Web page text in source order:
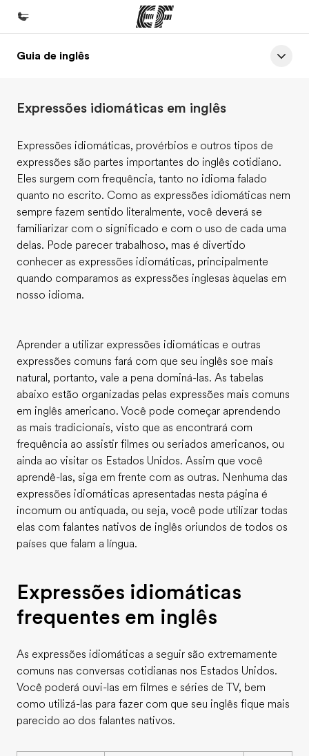
Início
Programas
Escritórios
Encontre um escritório
Sobre nós
Quem somos
Carreiras
Junte-se a nós
Guia de inglês
Expressões idiomáticas em inglês
Expressões idiomáticas, provérbios e outros tipos de
expressões são partes importantes do inglês cotidiano.
Eles surgem com frequência, tanto no idioma falado
quanto no escrito. Como as expressões idiomáticas nem
sempre fazem sentido literalmente, você deverá se
familiarizar com o significado e com o uso de cada uma
delas. Pode parecer trabalhoso, mas é divertido
conhecer as expressões idiomáticas, principalmente
quando comparamos as expressões inglesas àquelas em
nosso idioma.
Aprender a utilizar expressões idiomáticas e outras
expressões comuns fará com que seu inglês soe mais
natural, portanto, vale a pena dominá-las. As tabelas
abaixo estão organizadas pelas expressões mais comuns
em inglês americano. Você pode começar aprendendo
as mais tradicionais, visto que as encontrará com
frequência ao assistir filmes ou seriados americanos, ou
ainda ao visitar os Estados Unidos. Assim que você
aprendê-las, siga em frente com as outras. Nenhuma das
expressões idiomáticas apresentadas nesta página é
incomum ou antiquada, ou seja, você pode utilizar todas
elas com falantes nativos de inglês oriundos de todos os
países que falam a língua.
Expressões idiomáticas
frequentes em inglês
As expressões idiomáticas a seguir são extremamente
comuns nas conversas cotidianas nos Estados Unidos.
Você poderá ouvi-las em filmes e séries de TV, bem
como utilizá-las para fazer com que seu inglês fique mais
parecido ao dos falantes nativos.